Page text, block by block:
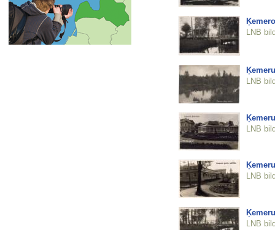
LNB
LNB
LNB
LNB
LNB